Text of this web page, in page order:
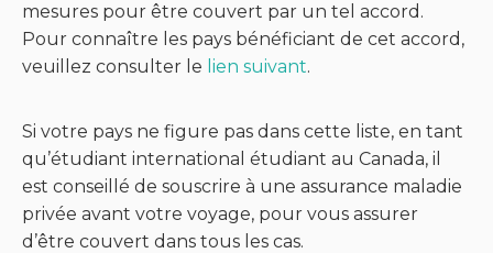
mesures pour être couvert par un tel accord.
Pour connaître les pays bénéficiant de cet accord,
veuillez consulter le lien suivant.
Si votre pays ne figure pas dans cette liste, en tant
qu’étudiant international étudiant au Canada, il
est conseillé de souscrire à une assurance maladie
privée avant votre voyage, pour vous assurer
d’être couvert dans tous les cas.